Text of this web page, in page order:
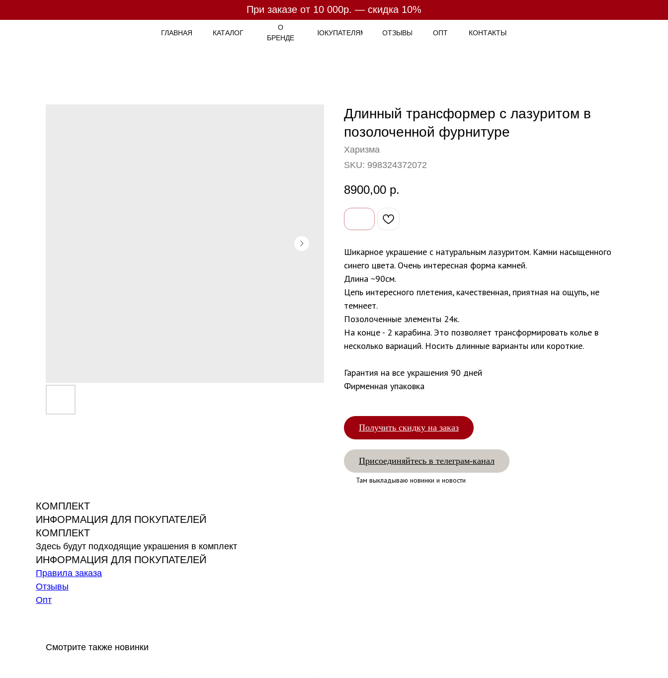
При заказе от 7 000р. - бесплатная доставка
- 4 платежа по
25%
Оплата
При заказе от 10 000р. — скидка 10%
ОПТ
КАТАЛОГ
О
БРЕНДЕ
ПОКУПАТЕЛЯМ ОТЗЫВЫ КОНТАКТЫ
ГЛАВНАЯ
Длинный трансформер с лазуритом в
позолоченной фурнитуре
Харизма
SKU: 998324372072
8900,00 р.
Шикарное украшение с натуральным лазуритом. Камни насыщенного
синего цвета. Очень интересная форма камней.
Длина ~90см.
Цепь интересного плетения, качественная, приятная на ощупь, не
темнеет.
Позолоченные элементы 24к.
На конце - 2 карабина. Это позволяет трансформировать колье в
несколько вариаций. Носить длинные варианты или короткие.
Гарантия на все украшения 90 дней
Фирменная упаковка
Получить скидку на заказ
Присоединяйтесь в телеграм-канал
Там выкладываю новинки и новости
КОМПЛЕКТ
ИНФОРМАЦИЯ ДЛЯ ПОКУПАТЕЛЕЙ
КОМПЛЕКТ
Здесь будут подходящие украшения в комплект
ИНФОРМАЦИЯ ДЛЯ ПОКУПАТЕЛЕЙ
Правила заказа
Отзывы
Опт
Смотрите также новинки